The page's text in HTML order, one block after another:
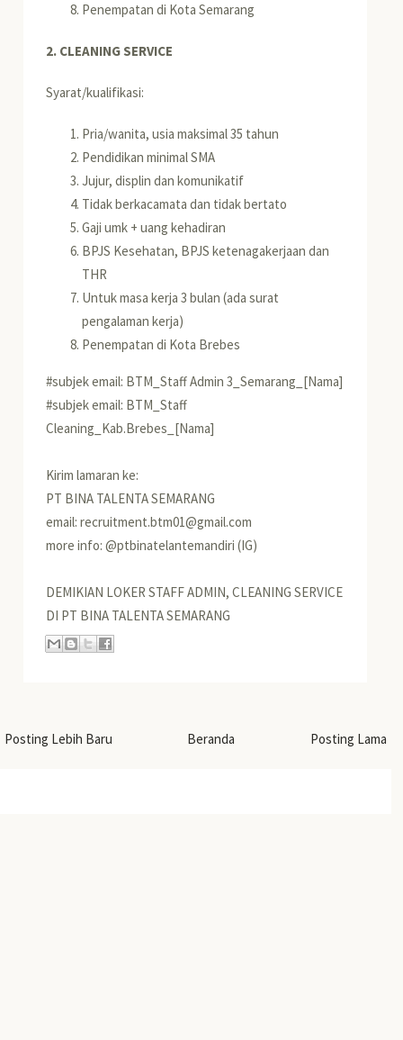
Penempatan di Kota Semarang
2. CLEANING SERVICE
Syarat/kualifikasi:
Pria/wanita, usia maksimal 35 tahun
Pendidikan minimal SMA
Jujur, displin dan komunikatif
Tidak berkacamata dan tidak bertato
Gaji umk + uang kehadiran
BPJS Kesehatan, BPJS ketenagakerjaan dan
THR
Untuk masa kerja 3 bulan (ada surat
pengalaman kerja)
Penempatan di Kota Brebes
#subjek email: BTM_Staff Admin 3_Semarang_[Nama]
#subjek email: BTM_Staff
Cleaning_Kab.Brebes_[Nama]
Kirim lamaran ke:
PT BINA TALENTA SEMARANG
email: recruitment.btm01@gmail.com
more info: @ptbinatelantemandiri (IG)
DEMIKIAN LOKER STAFF ADMIN, CLEANING SERVICE
DI PT BINA TALENTA SEMARANG
Posting Lebih Baru Posting Lama
Beranda